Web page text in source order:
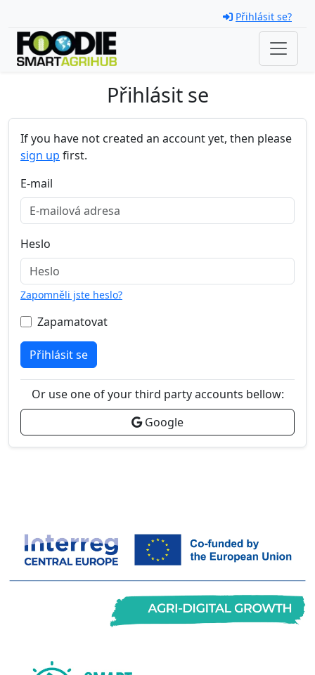
Přihlásit se?
Přihlásit se
If you have not created an account yet, then please
sign up first.
E-mail
Heslo
Zapomněli jste heslo?
Zapamatovat
Přihlásit se
Or use one of your third party accounts bellow:
Google